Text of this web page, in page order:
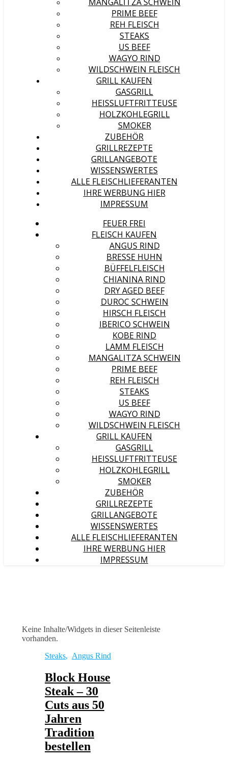
PRIME BEEF
REH FLEISCH
STEAKS
US BEEF
WAGYO RIND
WILDSCHWEIN FLEISCH
GRILL KAUFEN
GASGRILL
HEISSLUFTFRITTEUSE
HOLZKOHLEGRILL
SMOKER
ZUBEHÖR
GRILLREZEPTE
GRILLANGEBOTE
WISSENSWERTES
ALLE FLEISCHLIEFERANTEN
IHRE WERBUNG HIER
IMPRESSUM
FEUER FREI
FLEISCH KAUFEN
ANGUS RIND
BRESSE HUHN
BÜFFELFLEISCH
CHIANINA RIND
DRY AGED BEEF
DUROC SCHWEIN
HIRSCH FLEISCH
IBERICO SCHWEIN
KOBE RIND
LAMM FLEISCH
MANGALITZA SCHWEIN
PRIME BEEF
REH FLEISCH
STEAKS
US BEEF
WAGYO RIND
WILDSCHWEIN FLEISCH
GRILL KAUFEN
GASGRILL
HEISSLUFTFRITTEUSE
HOLZKOHLEGRILL
SMOKER
ZUBEHÖR
GRILLREZEPTE
GRILLANGEBOTE
WISSENSWERTES
ALLE FLEISCHLIEFERANTEN
IHRE WERBUNG HIER
IMPRESSUM
Keine Inhalte/Widgets in dieser Seitenleiste
vorhanden.
Steaks, Angus Rind
Block House
Steak – 30
Cuts aus 50
Jahren
Tradition
bestellen